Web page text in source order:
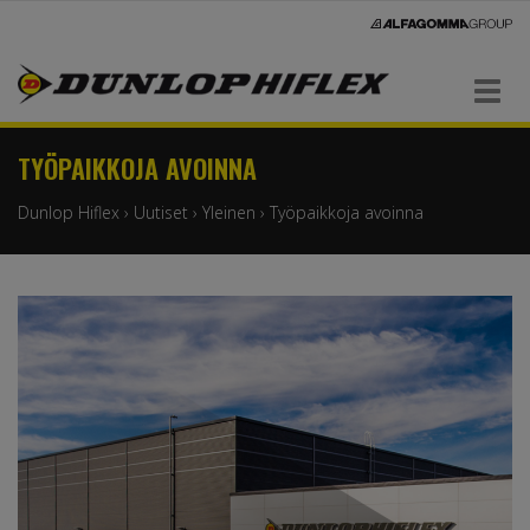
Navigaatio
TYÖPAIKKOJA AVOINNA
Dunlop Hiflex › Uutiset › Yleinen › Työpaikkoja avoinna